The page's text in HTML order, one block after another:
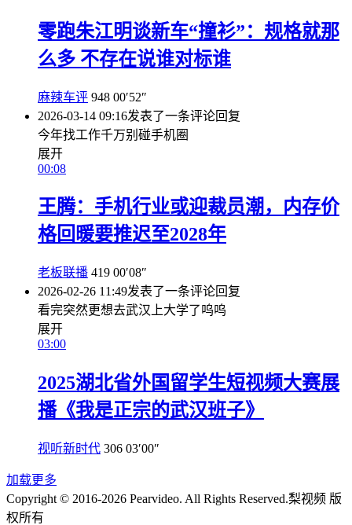
零跑朱江明谈新车“撞衫”：规格就那
么多 不存在说谁对标谁
麻辣车评 948 00′52″
2026-03-14 09:16发表了一条评论回复
今年找工作千万别碰手机圈
展开
00:08
王腾：手机行业或迎裁员潮，内存价
格回暖要推迟至2028年
老板联播 419 00′08″
2026-02-26 11:49发表了一条评论回复
看完突然更想去武汉上大学了呜呜
展开
03:00
2025湖北省外国留学生短视频大赛展
播《我是正宗的武汉班子》
视听新时代 306 03′00″
加载更多
Copyright © 2016-2026 Pearvideo. All Rights Reserved.梨视频 版
权所有